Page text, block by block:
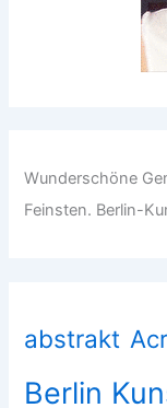
Wunderschöne
Feinsten. Berlin-
abstrakt
Berlin